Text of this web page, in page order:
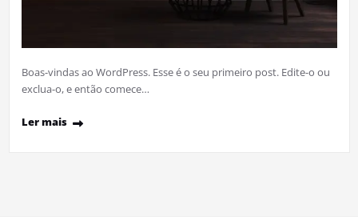
Boas-vindas ao WordPress. Esse é o seu primeiro post. Edite-o ou
exclua-o, e então comece…
Ler mais